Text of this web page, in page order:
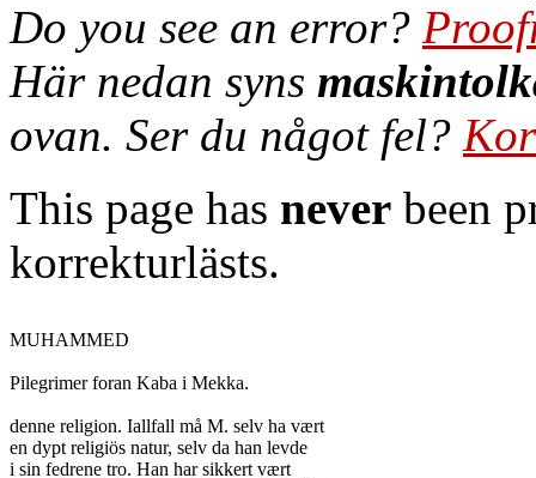
Do you see an error?
Här nedan syns
ovan. Ser du något fel?
This page has never been
korrekturlästs.
MUHAMMED
Pilegrimer foran Kaba i Mekka.
denne religion. Iallfall må M. selv ha vært
en dypt religiös natur, selv da han levde
i sin fedrene tro. Han har sikkert vært